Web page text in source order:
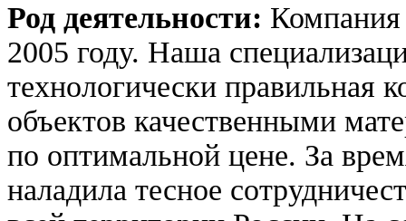
Род деятельности:
2005 году. Наша
технологически правильная
объектов качественными
по оптимальной цене. За
наладила тесное